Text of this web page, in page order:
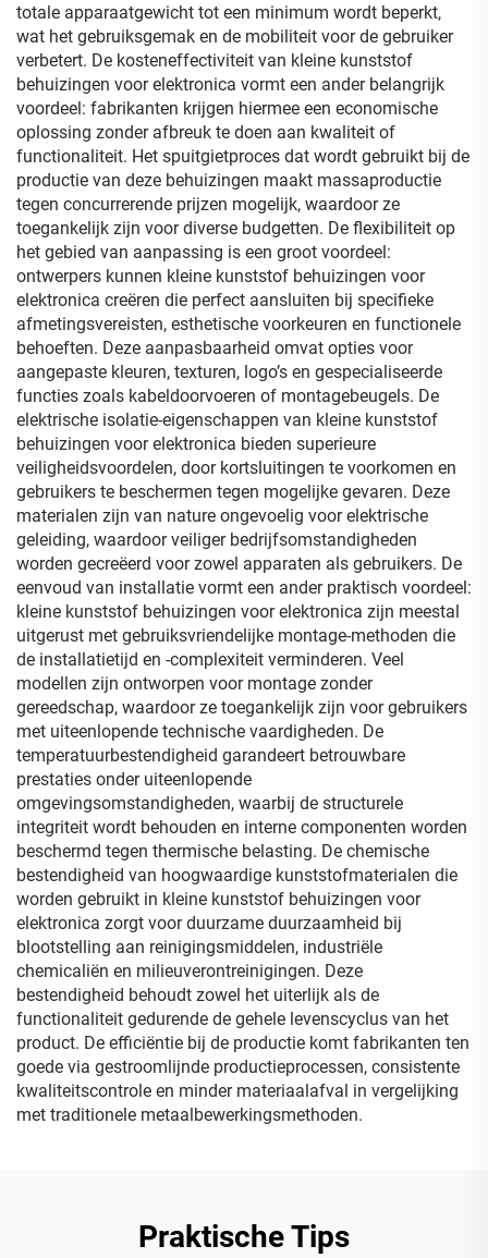
totale apparaatgewicht tot een minimum wordt beperkt,
wat het gebruiksgemak en de mobiliteit voor de gebruiker
verbetert. De kosteneffectiviteit van kleine kunststof
behuizingen voor elektronica vormt een ander belangrijk
voordeel: fabrikanten krijgen hiermee een economische
oplossing zonder afbreuk te doen aan kwaliteit of
functionaliteit. Het spuitgietproces dat wordt gebruikt bij de
productie van deze behuizingen maakt massaproductie
tegen concurrerende prijzen mogelijk, waardoor ze
toegankelijk zijn voor diverse budgetten. De flexibiliteit op
het gebied van aanpassing is een groot voordeel:
ontwerpers kunnen kleine kunststof behuizingen voor
elektronica creëren die perfect aansluiten bij specifieke
afmetingsvereisten, esthetische voorkeuren en functionele
behoeften. Deze aanpasbaarheid omvat opties voor
aangepaste kleuren, texturen, logo’s en gespecialiseerde
functies zoals kabeldoorvoeren of montagebeugels. De
elektrische isolatie-eigenschappen van kleine kunststof
behuizingen voor elektronica bieden superieure
veiligheidsvoordelen, door kortsluitingen te voorkomen en
gebruikers te beschermen tegen mogelijke gevaren. Deze
materialen zijn van nature ongevoelig voor elektrische
geleiding, waardoor veiliger bedrijfsomstandigheden
worden gecreëerd voor zowel apparaten als gebruikers. De
eenvoud van installatie vormt een ander praktisch voordeel:
kleine kunststof behuizingen voor elektronica zijn meestal
uitgerust met gebruiksvriendelijke montage-methoden die
de installatietijd en -complexiteit verminderen. Veel
modellen zijn ontworpen voor montage zonder
gereedschap, waardoor ze toegankelijk zijn voor gebruikers
met uiteenlopende technische vaardigheden. De
temperatuurbestendigheid garandeert betrouwbare
prestaties onder uiteenlopende
omgevingsomstandigheden, waarbij de structurele
integriteit wordt behouden en interne componenten worden
beschermd tegen thermische belasting. De chemische
bestendigheid van hoogwaardige kunststofmaterialen die
worden gebruikt in kleine kunststof behuizingen voor
elektronica zorgt voor duurzame duurzaamheid bij
blootstelling aan reinigingsmiddelen, industriële
chemicaliën en milieuverontreinigingen. Deze
bestendigheid behoudt zowel het uiterlijk als de
functionaliteit gedurende de gehele levenscyclus van het
product. De efficiëntie bij de productie komt fabrikanten ten
goede via gestroomlijnde productieprocessen, consistente
kwaliteitscontrole en minder materiaalafval in vergelijking
met traditionele metaalbewerkingsmethoden.
Praktische Tips